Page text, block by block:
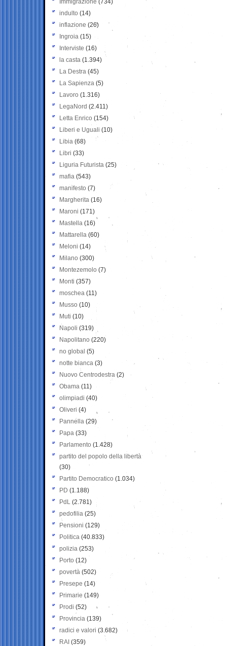
Immigrazione (734)
indulto (14)
inflazione (26)
Ingroia (15)
Interviste (16)
la casta (1.394)
La Destra (45)
La Sapienza (5)
Lavoro (1.316)
LegaNord (2.411)
Letta Enrico (154)
Liberi e Uguali (10)
Libia (68)
Libri (33)
Liguria Futurista (25)
mafia (543)
manifesto (7)
Margherita (16)
Maroni (171)
Mastella (16)
Mattarella (60)
Meloni (14)
Milano (300)
Montezemolo (7)
Monti (357)
moschea (11)
Musso (10)
Muti (10)
Napoli (319)
Napolitano (220)
no global (5)
notte bianca (3)
Nuovo Centrodestra (2)
Obama (11)
olimpiadi (40)
Oliveri (4)
Pannella (29)
Papa (33)
Parlamento (1.428)
partito del popolo della libertà
(30)
Partito Democratico (1.034)
PD (1.188)
PdL (2.781)
pedofilia (25)
Pensioni (129)
Politica (40.833)
polizia (253)
Porto (12)
povertà (502)
Presepe (14)
Primarie (149)
Prodi (52)
Provincia (139)
radici e valori (3.682)
RAI (359)